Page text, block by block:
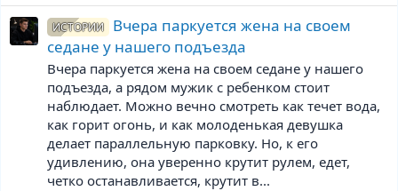
ИСТОРИИ
Вчера паркуется жена на своем
седане у нашего подъезда
Вчера паркуется жена на своем седане у нашего
подъезда, а рядом мужик с ребенком стоит
наблюдает. Можно вечно смотреть как течет вода,
как горит огонь, и как молоденькая девушка
делает параллельную парковку. Но, к его
удивлению, она уверенно крутит рулем, едет,
четко останавливается, крутит в...